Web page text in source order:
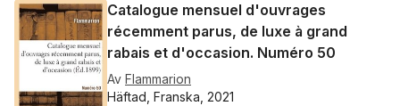
Catalogue mensuel d'ouvrages
récemment parus, de luxe à grand
rabais et d'occasion. Numéro 50
Av Flammarion
Häftad, Franska, 2021